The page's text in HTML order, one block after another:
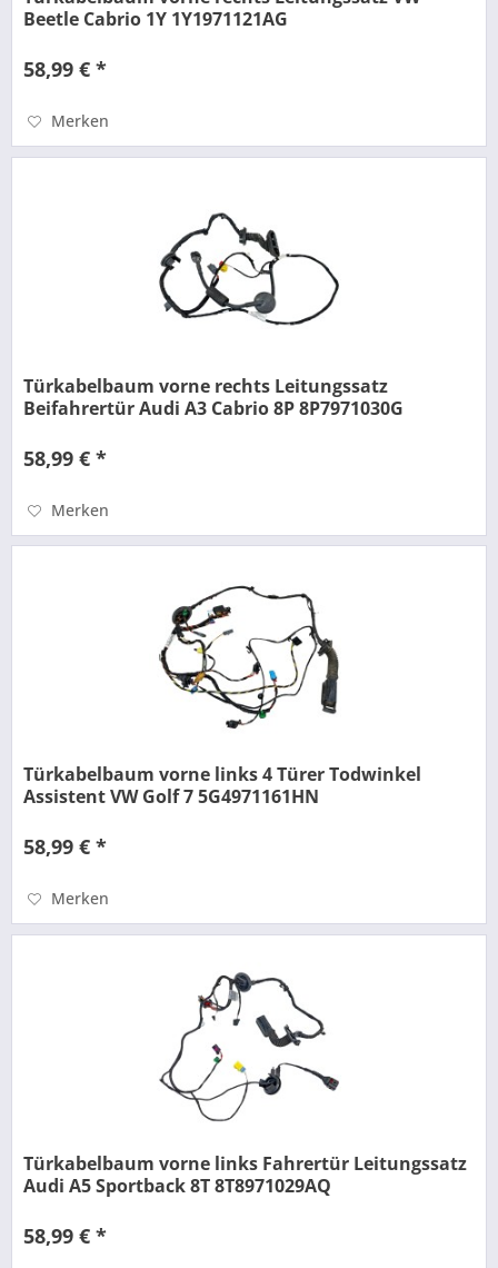
Beetle Cabrio 1Y 1Y1971121AG
58,99 € *
Merken
Türkabelbaum vorne rechts Leitungssatz
Beifahrertür Audi A3 Cabrio 8P 8P7971030G
58,99 € *
Merken
Türkabelbaum vorne links 4 Türer Todwinkel
Assistent VW Golf 7 5G4971161HN
58,99 € *
Merken
Türkabelbaum vorne links Fahrertür Leitungssatz
Audi A5 Sportback 8T 8T8971029AQ
58,99 € *